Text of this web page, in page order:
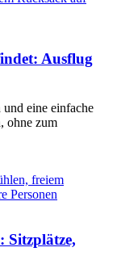
Ausflug
eine einfache
ohne zum
Sitzplätze,